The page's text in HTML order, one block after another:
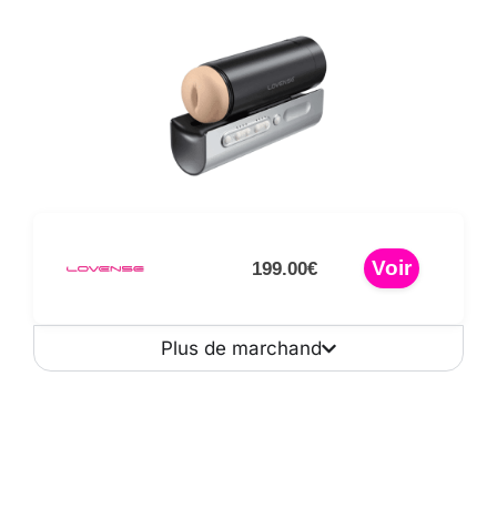
199.00€ Voir
Plus de marchand